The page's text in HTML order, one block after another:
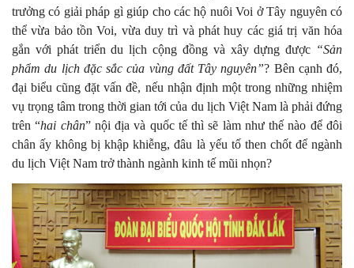
trưởng có giải pháp gì giúp cho các hộ nuôi Voi ở Tây nguyên có
thể vừa bảo tồn Voi, vừa duy trì và phát huy các giá trị văn hóa
gắn với phát triển du lịch cộng đồng và xây dựng được “Sản
phẩm du lịch đặc sắc của vùng đất Tây nguyên”? Bên cạnh đó,
đại biểu cũng đặt vấn đề, nếu nhận định một trong những nhiệm
vụ trọng tâm trong thời gian tới của du lịch Việt Nam là phải đứng
trên “hai chân” nội địa và quốc tế thì sẽ làm như thế nào để đôi
chân ấy không bị khập khiễng, đâu là yếu tố then chốt để ngành
du lịch Việt Nam trở thành ngành kinh tế mũi nhọn?